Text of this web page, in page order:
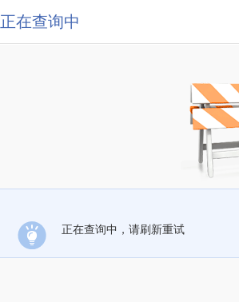
正在查询中
正在查询中，请刷新重试